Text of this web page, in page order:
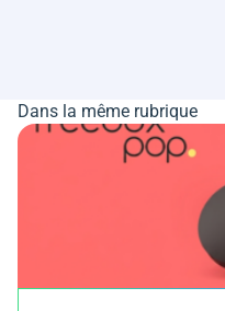
Dans la même rubrique